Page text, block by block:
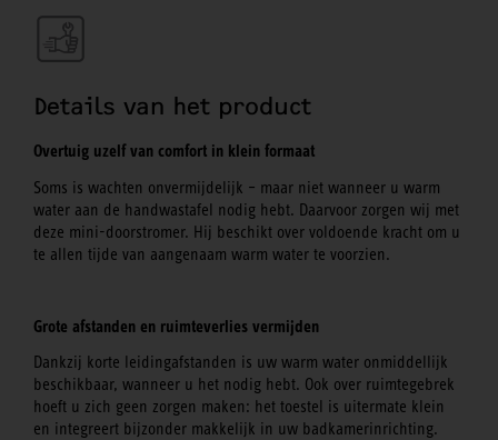
Details van het product
Overtuig uzelf van comfort in klein formaat
Soms is wachten onvermijdelijk – maar niet wanneer u warm
water aan de handwastafel nodig hebt. Daarvoor zorgen wij met
deze mini-doorstromer. Hij beschikt over voldoende kracht om u
te allen tijde van aangenaam warm water te voorzien.
Grote afstanden en ruimteverlies vermijden
Dankzij korte leidingafstanden is uw warm water onmiddellijk
beschikbaar, wanneer u het nodig hebt. Ook over ruimtegebrek
hoeft u zich geen zorgen maken: het toestel is uitermate klein
en integreert bijzonder makkelijk in uw badkamerinrichting.